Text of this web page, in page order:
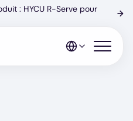
: HYCU R-Serve pour
→
Open